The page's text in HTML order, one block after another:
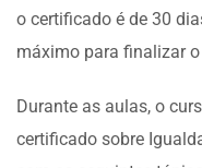
o certificado é de 30
máximo para finalizar
Durante as aulas, o
certificado sobre